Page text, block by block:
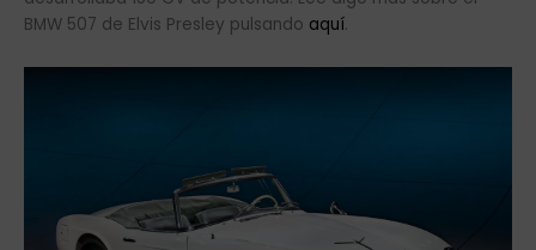
BMW 507 de Elvis Presley pulsando aquí.